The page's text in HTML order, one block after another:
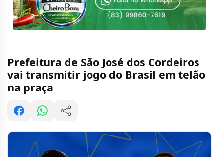
Prefeitura de São José dos Cordeiros
vai transmitir jogo do Brasil em telão
na praça